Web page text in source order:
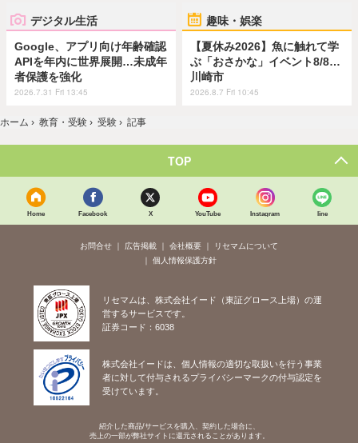
デジタル生活
Google、アプリ向け年齢確認
APIを年内に世界展開…未成年
者保護を強化
2026.7.31 Fri 13:45
趣味・娯楽
【夏休み2026】魚に触れて学
ぶ「おさかな」イベント8/8…
川崎市
2026.8.7 Fri 10:45
ホーム › 教育・受験 › 受験 › 記事
TOP
Home Facebook X YouTube Instagram line
お問合せ 広告掲載 会社概要
リセマムについて
個人情報保護方針
リセマムは、株式会社イード（東証グロース上場）の運
営するサービスです。
証券コード：6038
株式会社イードは、個人情報の適切な取扱いを行う事業
者に対して付与されるプライバシーマークの付与認定を
受けています。
紹介した商品/サービスを購入、契約した場合に、
売上の一部が弊社サイトに還元されることがあります。